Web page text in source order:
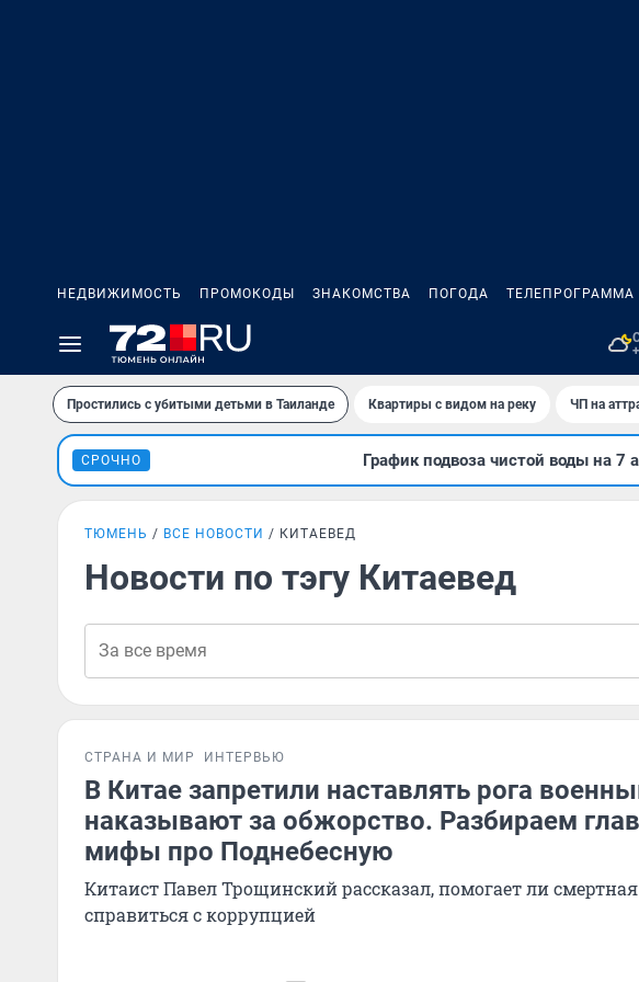
НЕДВИЖИМОСТЬ ПРОМОКОДЫ ЗНАКОМСТВА ПОГОДА ТЕЛЕПРОГРАММА
Простились с убитыми детьми в Таиланде Квартиры с видом на реку ЧП на
СРОЧНО График подвоза чистой воды на 7
ТЮМЕНЬ ВСЕ НОВОСТИ КИТАЕВЕД
Новости по тэгу Китаевед
СТРАНА И МИР ИНТЕРВЬЮ
В Китае запретили наставлять рога
наказывают за обжорство. Разбираем
мифы про Поднебесную
Китаист Павел Трощинский рассказал, помогает ли
справиться с коррупцией